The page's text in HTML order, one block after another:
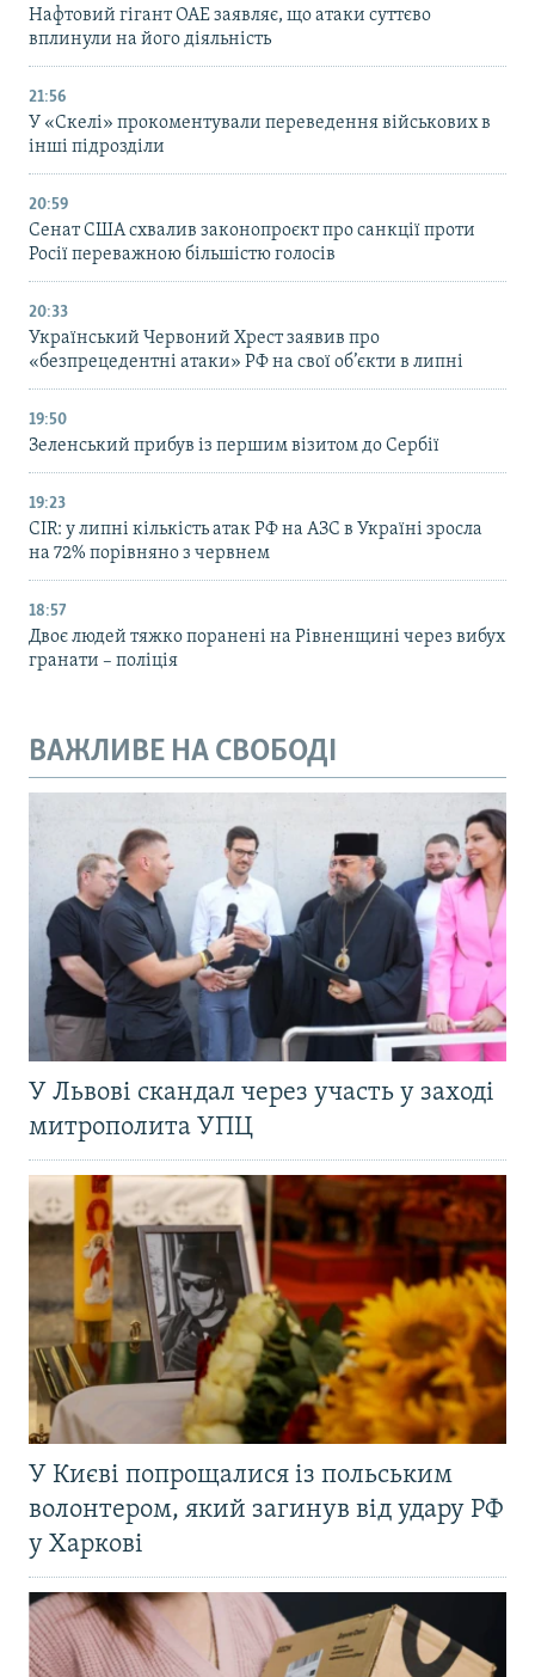
Нафтовий гігант ОАЕ заявляє, що атаки суттєво
вплинули на його діяльність
21:56
У «Скелі» прокоментували переведення військових в
інші підрозділи
20:59
Cенат США схвалив законопроєкт про санкції проти
Росії переважною більшістю голосів
20:33
Український Червоний Хрест заявив про
«безпрецедентні атаки» РФ на свої об’єкти в липні
19:50
Зеленський прибув із першим візитом до Сербії
19:23
CIR: у липні кількість атак РФ на АЗС в Україні зросла
на 72% порівняно з червнем
18:57
Двоє людей тяжко поранені на Рівненщині через вибух
гранати – поліція
ВАЖЛИВЕ НА СВОБОДІ
У Львові скандал через участь у заході
митрополита УПЦ
У Києві попрощалися із польським
волонтером, який загинув від удару РФ
у Харкові